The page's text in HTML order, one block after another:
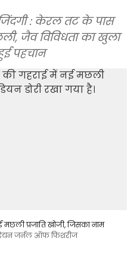
जिंदगी : केरल तट के पास
जैव विविधता का खुला
पहचान
मछली प्रजाति खोजी, जिसका नाम
जर्नल ऑफ फिशरीज